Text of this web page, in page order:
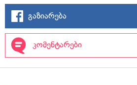
გაზიარება
კომენტარები